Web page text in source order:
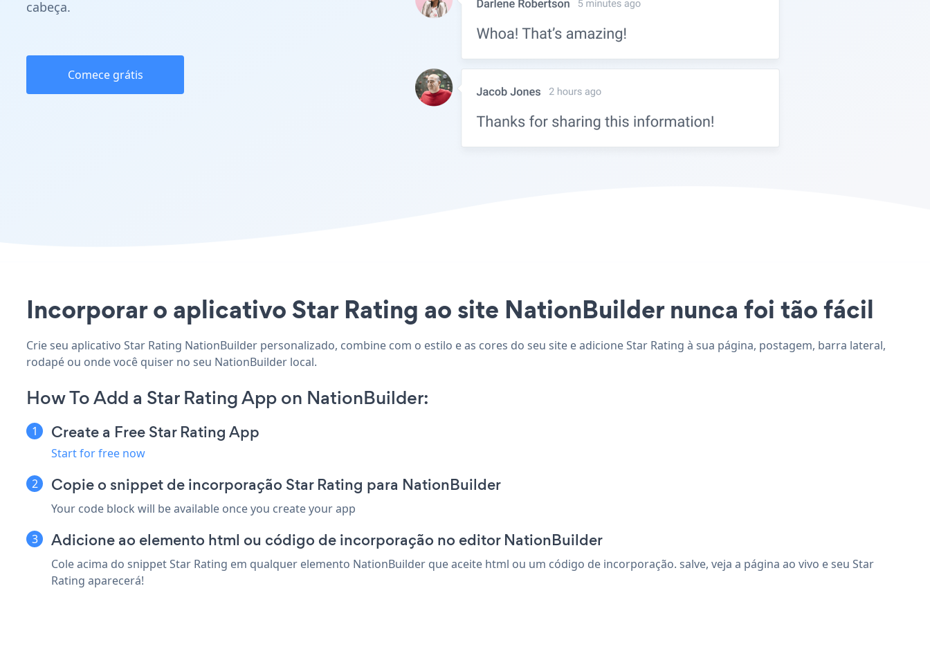
cabeça.
Comece grátis
Incorporar o aplicativo Star Rating ao site NationBuilder nunca foi tão fácil
Crie seu aplicativo Star Rating NationBuilder personalizado, combine com o estilo e as cores do seu site e adicione Star Rating à sua página, postagem, barra lateral,
rodapé ou onde você quiser no seu NationBuilder local.
How To Add a Star Rating App on NationBuilder:
Create a Free Star Rating App
Start for free now
Copie o snippet de incorporação Star Rating para NationBuilder
Your code block will be available once you create your app
Adicione ao elemento html ou código de incorporação no editor NationBuilder
Cole acima do snippet Star Rating em qualquer elemento NationBuilder que aceite html ou um código de incorporação. salve, veja a página ao vivo e seu Star
Rating aparecerá!